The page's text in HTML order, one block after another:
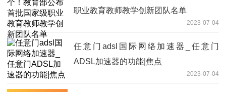
职业教育教师教学创新团队名单
2023-07-04
任意门adsl国际网络加速器_任意门
ADSL加速器的功能|焦点
2023-07-04